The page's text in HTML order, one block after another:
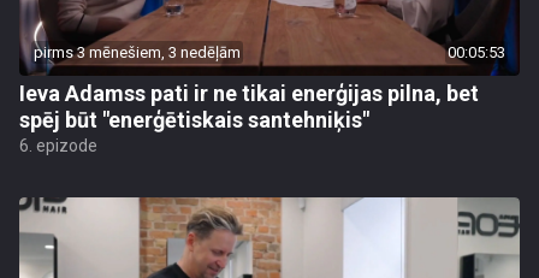
pirms 3 mēnešiem, 3 nedēļām 00:05:53
Ieva Adamss pati ir ne tikai enerģijas pilna, bet
spēj būt "enerģētiskais santehniķis"
6. epizode